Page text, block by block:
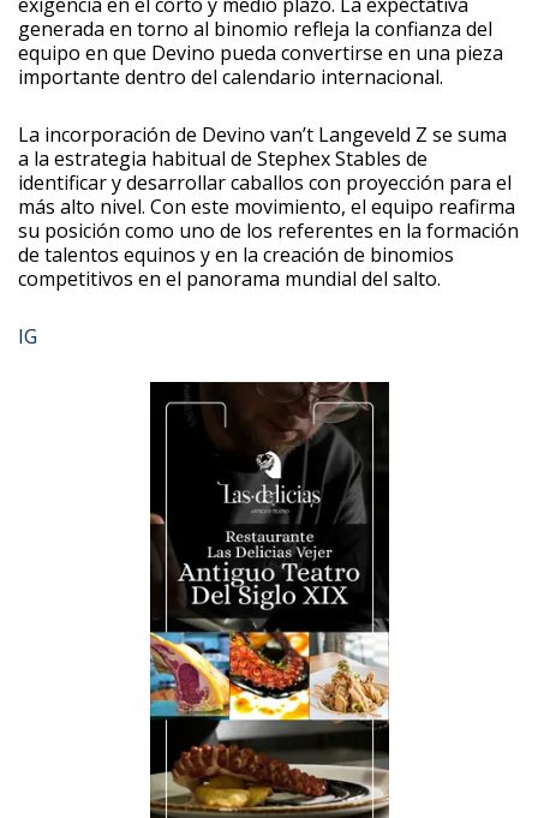
generada en torno al binomio refleja la confianza del
equipo en que Devino pueda convertirse en una pieza
importante dentro del calendario internacional.
La incorporación de Devino van’t Langeveld Z se suma
a la estrategia habitual de Stephex Stables de
identificar y desarrollar caballos con proyección para el
más alto nivel. Con este movimiento, el equipo reafirma
su posición como uno de los referentes en la formación
de talentos equinos y en la creación de binomios
competitivos en el panorama mundial del salto.
IG